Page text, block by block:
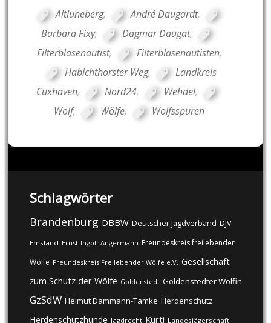
Altluneberg, André Daugardt,
Barbara Fixy, Dagmar Daugat,
Filterblasenautist, Filterblasenautisten,
Habichthorster Weg,
Landkreis
Cuxhaven, Nord24, Wehdel,
Wolf, Wölfe, Wolfsspuren
Schlagwörter
Brandenburg DBBW Deutscher Jagdverband DJV
Emsland Ernst-Ingolf Angermann Freundeskreis freilebender
Wölfe Freundeskreis Freilebender Wölfe e.V. Gesellschaft
zum Schutz der Wölfe Goldenstedt Goldenstedter Wölfin
GzSdW Helmut Dammann-Tamke Herdenschutz
Herdenschutzhunde Jagdrecht Kurti Landesjägerschaft